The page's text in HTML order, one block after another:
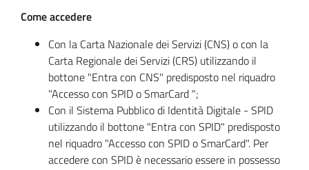
Come accedere
Con la Carta Nazionale dei Servizi (CNS) o con la
Carta Regionale dei Servizi (CRS) utilizzando il
bottone "Entra con CNS" predisposto nel riquadro
"Accesso con SPID o SmarCard ";
Con il Sistema Pubblico di Identità Digitale - SPID
utilizzando il bottone "Entra con SPID" predisposto
nel riquadro "Accesso con SPID o SmarCard". Per
accedere con SPID è necessario essere in possesso